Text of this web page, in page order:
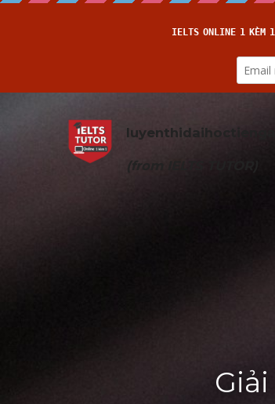
(from